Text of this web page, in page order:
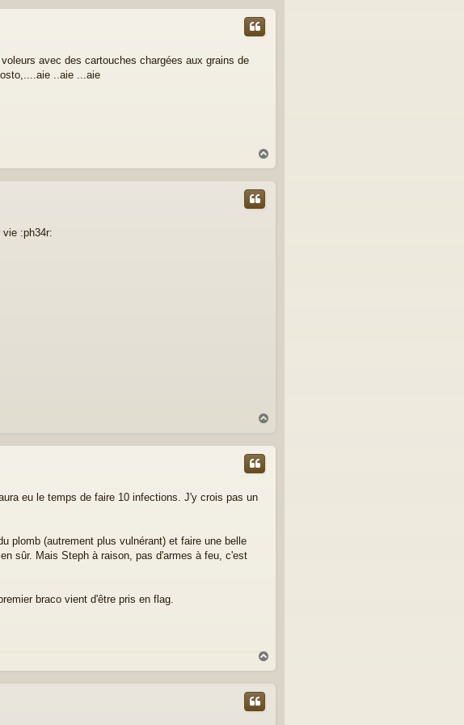
u
avec des cartouches chargées aux grains de
..aie ...aie
a
:ph34r:
u
eu le temps de faire 10 infections. J'y crois pas un
plomb (autrement plus vulnérant) et faire une belle
sûr. Mais Steph à raison, pas d'armes à feu, c'est
braco vient d'être pris en flag.
a